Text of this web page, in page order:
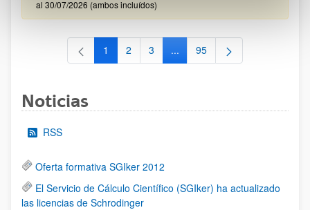
al 30/07/2026 (ambos incluídos)
Página
1 Página
2 Página
3 ...Páginas intermedias Use TAB
Página
95
Noticias
RSS
Oferta formativa SGIker 2012
El Servicio de Cálculo Científico (SGIker) ha actualizado
las licencias de Schrodinger